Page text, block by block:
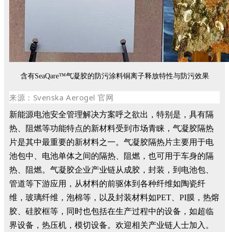
含有SeaQare™气凝胶的防污涂料铜离子释放特性与防污效果
来源：Svenska Aerogel 官网
新能源电池安全管理解决方案呼之欲出，特别是，具有隔
热、阻燃等功能特点的新材料受到市场青睐，气凝胶隔热
片是其中最重要的新材料之一。气凝胶隔热片主要用于电
池包中、电池单体之间的隔热、阻燃，也可用于车身的隔
热、阻燃。气凝胶企业产业链从成胶，封装，到电池包、
管道等下游应用，从材料的前驱体到各种纤维如陶瓷纤
维，玻璃纤维，泡棉等，以及封装材料如PET、PI膜，热熔
胶、硅胶框等，同时也包括在生产过程中的设备，如超临
界设备，热压机，模切设备。欢迎相关产业链人士加入。